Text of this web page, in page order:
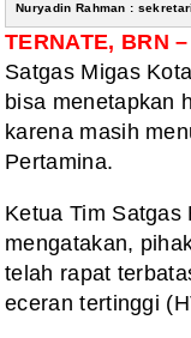
Nuryadin Rahman :
TERNATE, BRN –
Satgas Migas
bisa menetapkan
karena masih
Pertamina.
Ketua Tim Satgas
mengatakan,
telah rapat
eceran tertinggi